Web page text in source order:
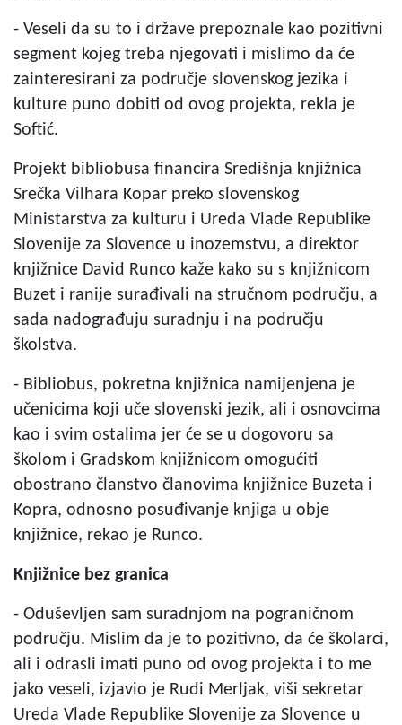
- Veseli da su to i države prepoznale kao pozitivni
segment kojeg treba njegovati i mislimo da će
zainteresirani za područje slovenskog jezika i
kulture puno dobiti od ovog projekta, rekla je
Softić.
Projekt bibliobusa financira Središnja knjižnica
Srečka Vilhara Kopar preko slovenskog
Ministarstva za kulturu i Ureda Vlade Republike
Slovenije za Slovence u inozemstvu, a direktor
knjižnice David Runco kaže kako su s knjižnicom
Buzet i ranije surađivali na stručnom području, a
sada nadograđuju suradnju i na području
školstva.
- Bibliobus, pokretna knjižnica namijenjena je
učenicima koji uče slovenski jezik, ali i osnovcima
kao i svim ostalima jer će se u dogovoru sa
školom i Gradskom knjižnicom omogućiti
obostrano članstvo članovima knjižnice Buzeta i
Kopra, odnosno posuđivanje knjiga u obje
knjižnice, rekao je Runco.
Knjižnice bez granica
- Oduševljen sam suradnjom na pograničnom
području. Mislim da je to pozitivno, da će školarci,
ali i odrasli imati puno od ovog projekta i to me
jako veseli, izjavio je Rudi Merljak, viši sekretar
Ureda Vlade Republike Slovenije za Slovence u